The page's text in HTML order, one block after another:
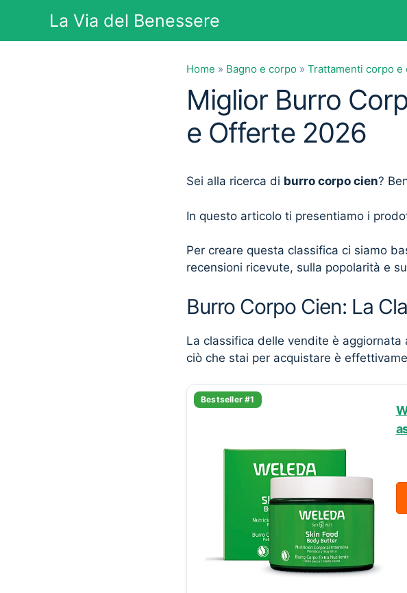
contenuto
La Via del Benessere
Home » Bagno e corpo » Trattamenti corpo e
Miglior Burro
e Offerte 2026
Sei alla ricerca di burro corpo cien?
In questo articolo ti presentiamo i
Per creare questa classifica ci siamo
recensioni ricevute, sulla popolarità e
Burro Corpo Cien: La
La classifica delle vendite è aggiornata
ciò che stai per acquistare è
Bestseller #1